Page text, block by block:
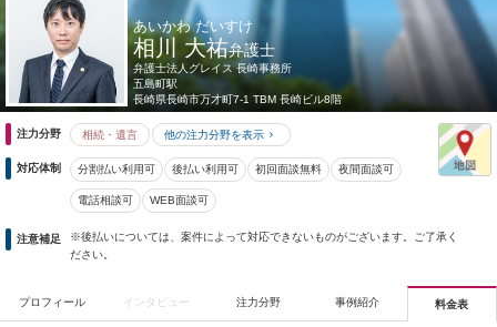
あいかわ だいすけ
相川 大祐弁護士
弁護士法人グレイス 長崎事務所
五島町駅
長崎県長崎市万才町7-1 TBM 長崎ビル8階
注力分野 相続・遺言 他の注力分野を表示
対応体制 分割払い利用可 後払い利用可 初回面談無料 夜間面談可
電話相談可 WEB面談可
注意補足
※後払いについては、案件によって対応できないものがございます。ご了承く
ださい。
プロフィール インタビュー 注力分野 事例紹介 料金表